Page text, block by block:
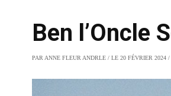
Ben l’Oncle
PAR ANNE FLEUR ANDRLE / LE 20 FÉVRIER 2024 /